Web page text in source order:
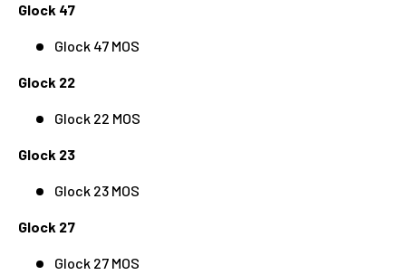
Glock 47
Glock 47 MOS
Glock 22
Glock 22 MOS
Glock 23
Glock 23 MOS
Glock 27
Glock 27 MOS